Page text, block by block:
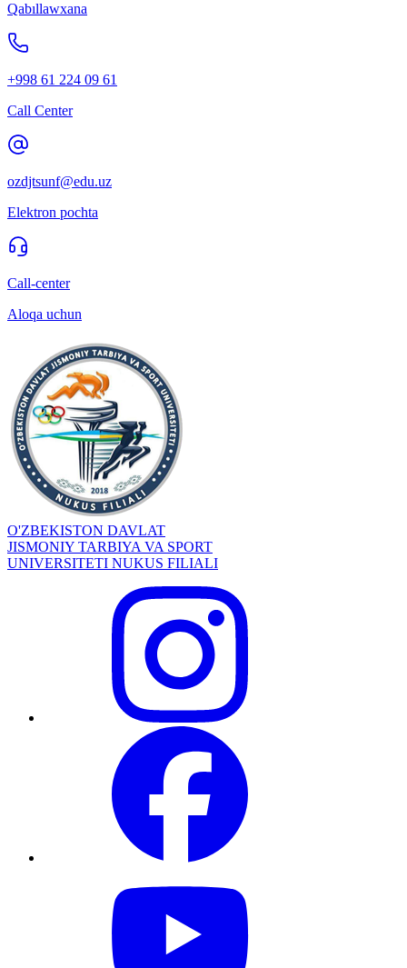
Qabıllawxana
+998 61 224 09 61
Call Center
ozdjtsunf@edu.uz
Elektron pochta
Call-center
Aloqa uchun
O'ZBEKISTON DAVLAT
JISMONIY TARBIYA VA SPORT
UNIVERSITETI NUKUS FILIALI